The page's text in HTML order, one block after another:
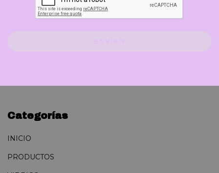
Categorías
INICIO
PRODUCTOS